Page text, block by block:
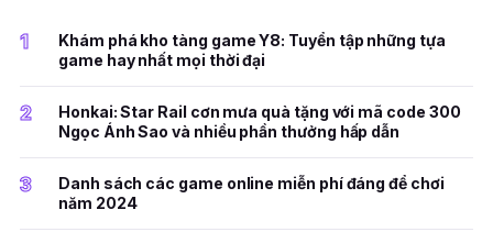
1
Khám phá kho tàng game Y8: Tuyển tập những tựa
game hay nhất mọi thời đại
2
Honkai: Star Rail cơn mưa quà tặng với mã code 300
Ngọc Ánh Sao và nhiều phần thưởng hấp dẫn
3
Danh sách các game online miễn phí đáng để chơi
năm 2024